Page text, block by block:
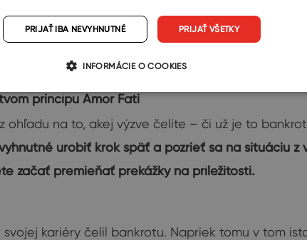
princípu Amor Fati
ohľadu na to, akej výzve čelíte – či už je to
urobiť krok späť a pozrieť sa na situáciu z
začať premieňať prekážky na príležitosti.
kariéry čelil bankrotu. Napriek tomu v tom
PRIJAŤ VŠETKY
PRIJAŤ IBA NEVYHNUTNÉ
INFORMÁCIE O COOKIES